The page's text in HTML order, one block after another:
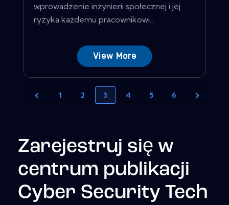
wprowadzenie inżynierii społecznej i jej
ryzyka każdemu pracownikowi...
View More
1 2 3 4 5 6
Zarejestruj się w
centrum publikacji
Cyber Security Tech